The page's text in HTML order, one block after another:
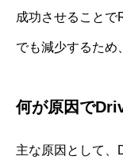
成功させること
でも減少するため
何が原因で
主な原因として、